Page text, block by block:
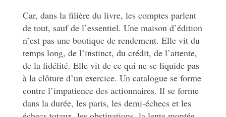
Car, dans la filière du livre, les comptes parlent
de tout, sauf de l’essentiel. Une maison d’édition
n’est pas une boutique de rendement. Elle vit du
temps long, de l’instinct, du crédit, de l’attente,
de la fidélité. Elle vit de ce qui ne se liquide pas
à la clôture d’un exercice. Un catalogue se forme
contre l’impatience des actionnaires. Il se forme
dans la durée, les paris, les demi-échecs et les